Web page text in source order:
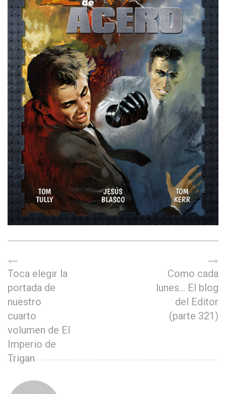
Toca elegir la
portada de
nuestro
cuarto
volumen de El
Imperio de
Trigan
Como cada
lunes… El blog
del Editor
(parte 321)